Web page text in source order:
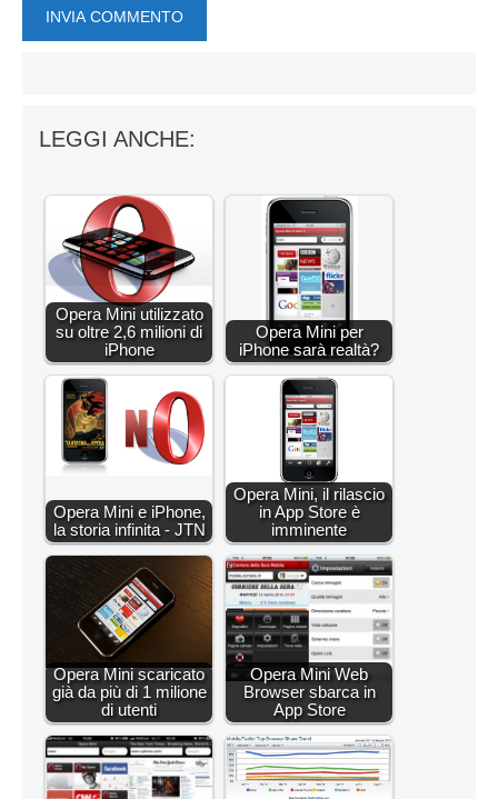
LEGGI ANCHE:
Opera Mini utilizzato
su oltre 2,6 milioni di
iPhone
Opera Mini per
iPhone sarà realtà?
Opera Mini e iPhone,
la storia infinita - JTN
Opera Mini, il rilascio
in App Store è
imminente
Opera Mini scaricato
già da più di 1 milione
di utenti
Opera Mini Web
Browser sbarca in
App Store